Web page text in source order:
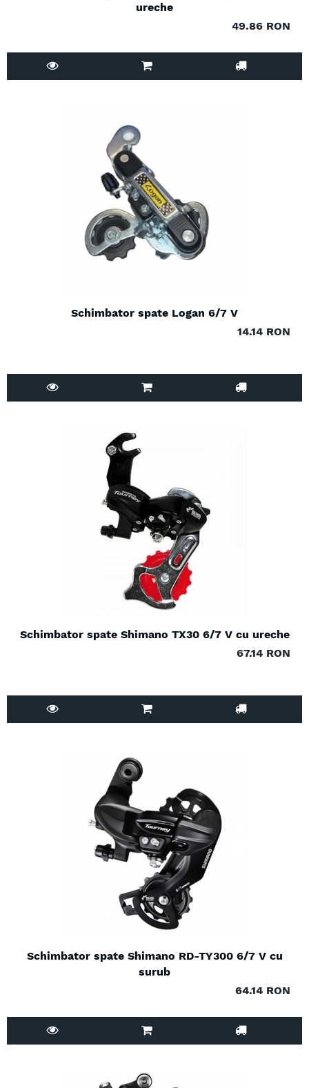
ureche
49.86 RON
Schimbator spate Logan 6/7 V
14.14 RON
Schimbator spate Shimano TX30 6/7 V cu ureche
67.14 RON
Schimbator spate Shimano RD-TY300 6/7 V cu
surub
64.14 RON